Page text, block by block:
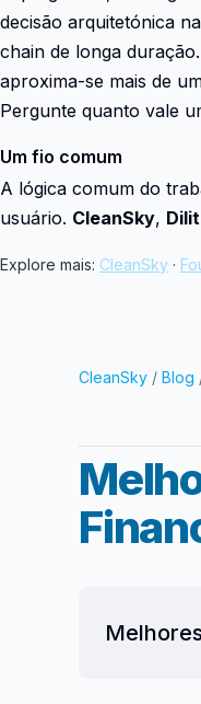
decisão arquitetónica
chain de longa
aproxima-se mais de
Pergunte quanto vale
Um fio comum
A lógica comum do
usuário. CleanSky,
Explore mais: CleanSky ·
CleanSky / Blog